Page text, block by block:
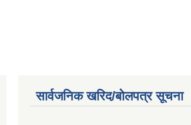
सार्वजनिक खरिद/बोलपत्र सूचना